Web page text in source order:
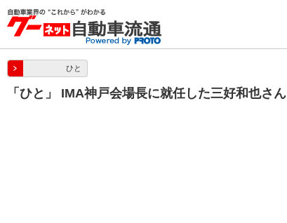
ひと
「ひと」 IMA神戸会場長に就任した三好和也さん